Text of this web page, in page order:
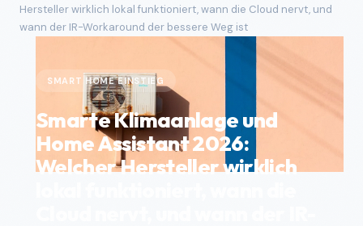
Hersteller wirklich lokal funktioniert, wann die Cloud nervt, und
wann der IR-Workaround der bessere Weg ist
SMART HOME EINSTIEG
Smarte Klimaanlage und
Home Assistant 2026:
Welcher Hersteller wirklich